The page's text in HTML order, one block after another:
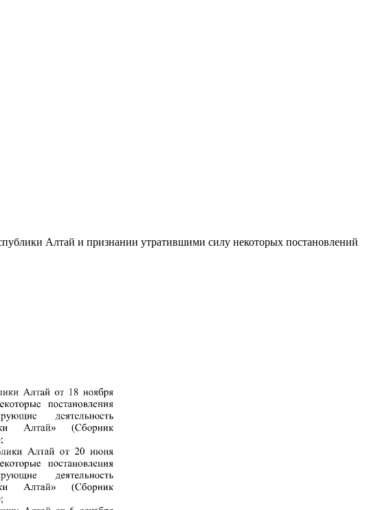
Алтай и признании утратившими силу некоторых постановлений